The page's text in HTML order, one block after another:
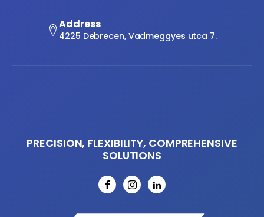
Address
4225 Debrecen, Vadmeggyes utca 7.
PRECISION, FLEXIBILITY, COMPREHENSIVE
SOLUTIONS